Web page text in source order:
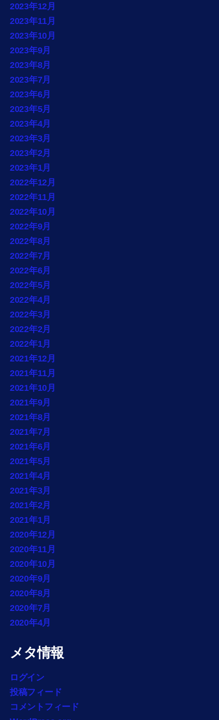
2023年12月
2023年11月
2023年10月
2023年9月
2023年8月
2023年7月
2023年6月
2023年5月
2023年4月
2023年3月
2023年2月
2023年1月
2022年12月
2022年11月
2022年10月
2022年9月
2022年8月
2022年7月
2022年6月
2022年5月
2022年4月
2022年3月
2022年2月
2022年1月
2021年12月
2021年11月
2021年10月
2021年9月
2021年8月
2021年7月
2021年6月
2021年5月
2021年4月
2021年3月
2021年2月
2021年1月
2020年12月
2020年11月
2020年10月
2020年9月
2020年8月
2020年7月
2020年4月
メタ情報
ログイン
投稿フィード
コメントフィード